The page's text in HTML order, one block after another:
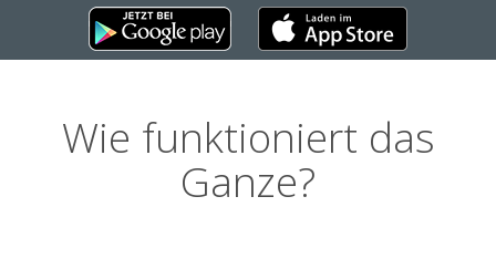
Wie funktioniert das
Ganze?